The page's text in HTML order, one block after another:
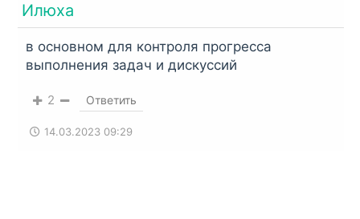
Илюха
в основном для контроля прогресса
выполнения задач и дискуссий
2 Ответить
14.03.2023 09:29